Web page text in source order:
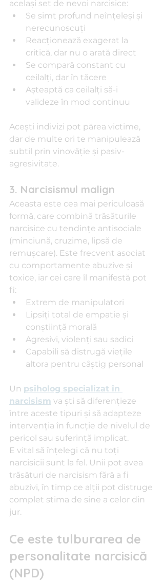
același set de nevoi narcisice:
Se simt profund neînțeleși și
nerecunoscuți
Reacționează exagerat la
critică, dar nu o arată direct
Se compară constant cu
ceilalți, dar în tăcere
Așteaptă ca ceilalți să-i
valideze în mod continuu
Acești indivizi pot părea victime,
dar de multe ori te manipulează
subtil prin vinovăție și pasiv-
agresivitate.
3. Narcisismul malign
Aceasta este cea mai periculoasă
formă, care combină trăsăturile
narcisice cu tendințe antisociale
(minciună, cruzime, lipsă de
remușcare). Este frecvent asociat
cu comportamente abuzive și
toxice, iar cei care îl manifestă pot
fi:
Extrem de manipulatori
Lipsiți total de empatie și
conștiință morală
Agresivi, violenți sau sadici
Capabili să distrugă viețile
altora pentru câștig personal
Un psiholog specializat în
narcisism va ști să diferențieze
între aceste tipuri și să adapteze
intervenția în funcție de nivelul de
pericol sau suferință implicat.
E vital să înțelegi că nu toți
narcisicii sunt la fel. Unii pot avea
trăsături de narcisism fără a fi
abuzivi, în timp ce alții pot distruge
complet stima de sine a celor din
jur.
Ce este tulburarea de
personalitate narcisică
(NPD)